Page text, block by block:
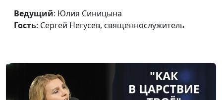
доктор богословия
Пророки времён Нового
Завета
Юлия Синицына,
Леонтий Гунько,
Ведущий: Юлия Синицына
Гость: Сергей Негусев, священнослужитель